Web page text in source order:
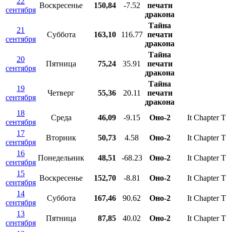
сентября
Воскресенье 150,84 -7.52
печати
дракона
21
сентября
Суббота 163,10 116.77
Тайна
печати
дракона
20
сентября
Пятница 75,24 35.91
Тайна
печати
дракона
19
сентября
Четверг 55,36 20.11
Тайна
печати
дракона
18
сентября
Среда 46,09 -9.15 Оно-2
It Chapter
17
сентября
Вторник 50,73 4.58 Оно-2
It Chapter
16
сентября
Понедельник 48,51 -68.23 Оно-2
It Chapter
15
сентября
Воскресенье 152,70 -8.81 Оно-2
It Chapter
14
сентября
Суббота 167,46 90.62 Оно-2
It Chapter
13
сентября
Пятница 87,85 40.02 Оно-2
It Chapter